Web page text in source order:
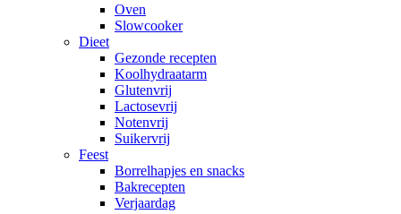
Oven
Slowcooker
Dieet
Gezonde recepten
Koolhydraatarm
Glutenvrij
Lactosevrij
Notenvrij
Suikervrij
Feest
Borrelhapjes en snacks
Bakrecepten
Verjaardag